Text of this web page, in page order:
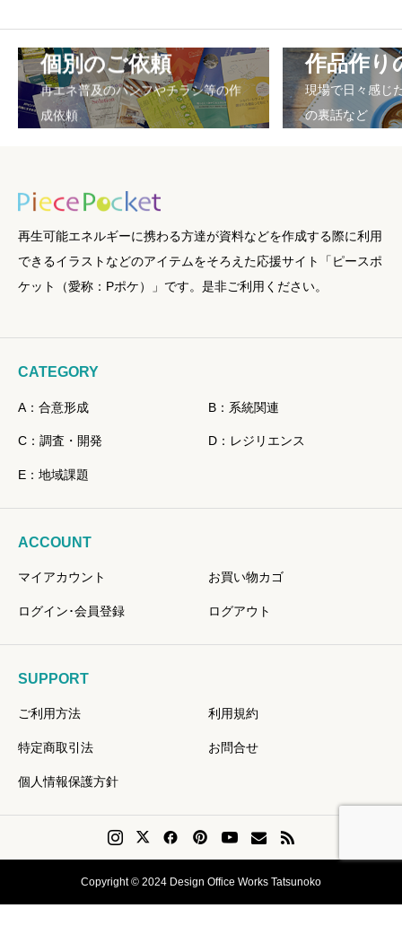
個別のご依頼
再エネ普及のパンフやチラシ等の作
成依頼
作品作り
現場で日々感じ
の裏話など
再生可能エネルギーに携わる方達が資料などを作成する際に利用
できるイラストなどのアイテムをそろえた応援サイト「ピースポ
ケット（愛称：Pポケ）」です。是非ご利用ください。
CATEGORY
A：合意形成 B：系統関連
C：調査・開発 D：レジリエンス
E：地域課題
ACCOUNT
マイアカウント お買い物カゴ
ログイン･会員登録 ログアウト
SUPPORT
ご利用方法 利用規約
特定商取引法 お問合せ
個人情報保護方針
Copyright © 2024 Design Office Works Tatsunoko